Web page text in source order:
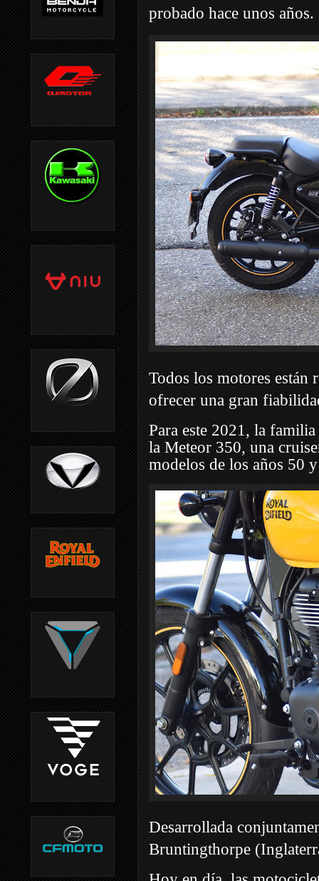
probado hace unos años.
Todos los motores están
ofrecer una gran
Para este 2021, la
la Meteor 350, una
modelos de los años 50
Desarrollada
Bruntingthorpe